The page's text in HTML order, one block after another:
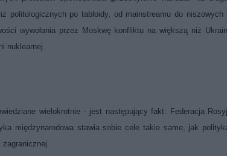
politologicznych po tabloidy, od mainstreamu do niszowych
wywołania przez Moskwę konfliktu na większą niż
nuklearnej.
wielokrotnie - jest następujący fakt: Federacja
międzynarodowa stawia sobie cele takie same, jak